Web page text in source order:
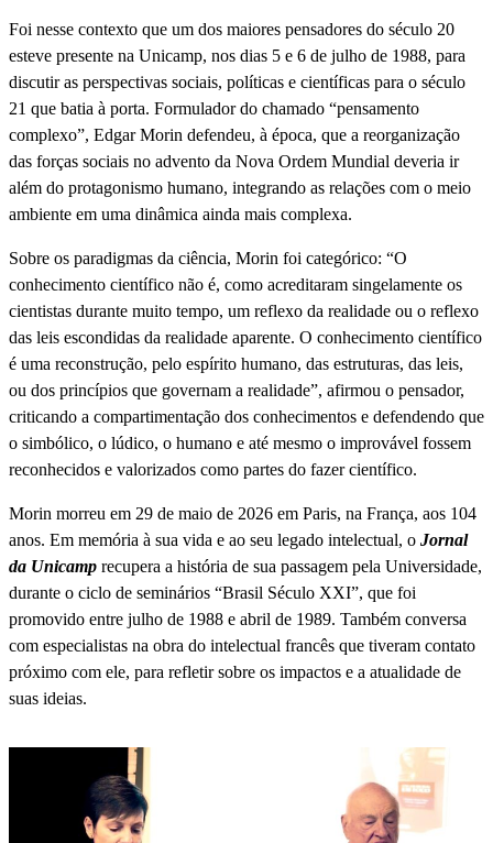
Foi nesse contexto que um dos maiores pensadores do século 20
esteve presente na Unicamp, nos dias 5 e 6 de julho de 1988, para
discutir as perspectivas sociais, políticas e científicas para o século
21 que batia à porta. Formulador do chamado “pensamento
complexo”, Edgar Morin defendeu, à época, que a reorganização
das forças sociais no advento da Nova Ordem Mundial deveria ir
além do protagonismo humano, integrando as relações com o meio
ambiente em uma dinâmica ainda mais complexa.
Sobre os paradigmas da ciência, Morin foi categórico: “O
conhecimento científico não é, como acreditaram singelamente os
cientistas durante muito tempo, um reflexo da realidade ou o reflexo
das leis escondidas da realidade aparente. O conhecimento científico
é uma reconstrução, pelo espírito humano, das estruturas, das leis,
ou dos princípios que governam a realidade”, afirmou o pensador,
criticando a compartimentação dos conhecimentos e defendendo que
o simbólico, o lúdico, o humano e até mesmo o improvável fossem
reconhecidos e valorizados como partes do fazer científico.
Morin morreu em 29 de maio de 2026 em Paris, na França, aos 104
anos. Em memória à sua vida e ao seu legado intelectual, o Jornal
da Unicamp recupera a história de sua passagem pela Universidade,
durante o ciclo de seminários “Brasil Século XXI”, que foi
promovido entre julho de 1988 e abril de 1989. Também conversa
com especialistas na obra do intelectual francês que tiveram contato
próximo com ele, para refletir sobre os impactos e a atualidade de
suas ideias.